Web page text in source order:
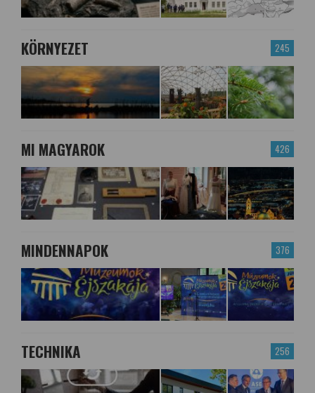
245
KÖRNYEZET
426
MI MAGYAROK
376
MINDENNAPOK
256
TECHNIKA